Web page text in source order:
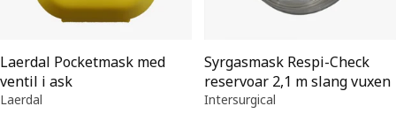
Laerdal Pocketmask med
ventil i ask
Laerdal
Syrgasmask Respi-Check
reservoar 2,1 m slang vuxen
Intersurgical